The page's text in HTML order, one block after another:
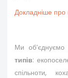
Докладніше про
Ми
типів:
спільноти,